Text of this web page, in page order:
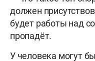
должен
будет работы над
пропадёт.
У человека могут